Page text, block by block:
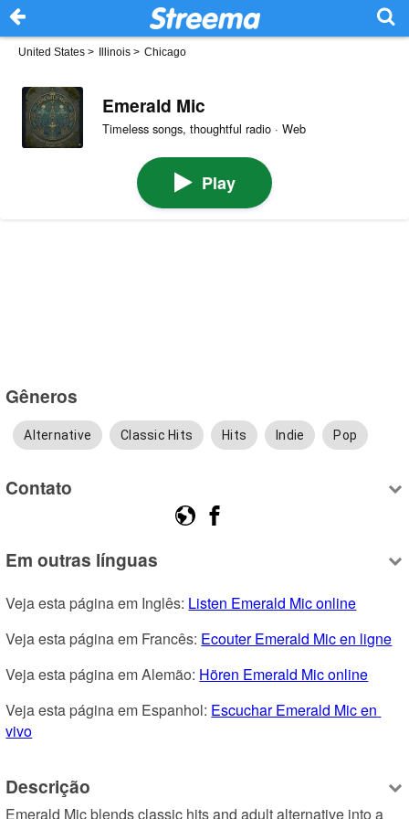
United States > Illinois > Chicago
Emerald Mic
Timeless songs, thoughtful radio · Web
Play
Gêneros
Alternative Classic Hits Hits Indie Pop
Contato
Em outras línguas
Veja esta página em Inglês: Listen Emerald Mic online
Veja esta página em Francês: Ecouter Emerald Mic en ligne
Veja esta página em Alemão: Hören Emerald Mic online
Veja esta página em Espanhol: Escuchar Emerald Mic en
vivo
Descrição
Emerald Mic blends classic hits and adult alternative into a